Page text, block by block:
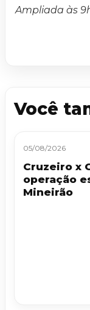
Ampliada às
Você
05/08/2026
Cruzeiro x
operação
Mineirão